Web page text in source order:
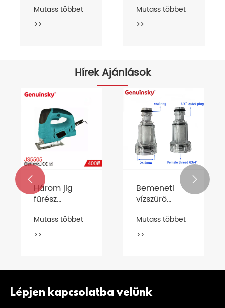
Mutass többet
>>
Mutass többet
>>
Hírek Ajánlások
Három jig
fűrész
Mutass többet
>>
Bemeneti
vízszűrő
Mutass többet
>>
 
Lépjen kapcsolatba velünk